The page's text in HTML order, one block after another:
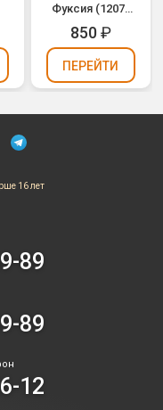
Фуксия (1207-
2978)
850₽
ПЕРЕЙТИ
16 лет
89
89
12